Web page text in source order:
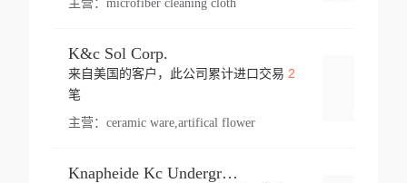
主营： microfiber cleaning cloth
K&c Sol Corp.
来自美国的客户，此公司累计进口交易 2
笔
主营： ceramic ware,artifical flower
Knapheide Kc Underground